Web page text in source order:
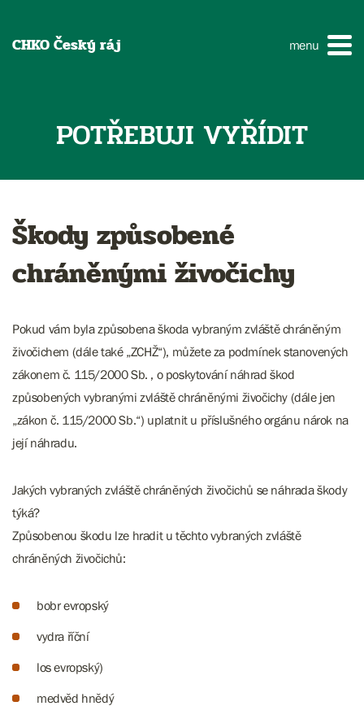
CHKO Český ráj menu
POTŘEBUJI VYŘÍDIT
Škody způsobené
chráněnými živočichy
Pokud vám byla způsobena škoda vybraným zvláště chráněným
živočichem (dále také „ZCHŽ“), můžete za podmínek stanovených
zákonem č. 115/2000 Sb. , o poskytování náhrad škod
způsobených vybranými zvláště chráněnými živočichy (dále jen
„zákon č. 115/2000 Sb.“) uplatnit u příslušného orgánu nárok na
její náhradu.
Jakých vybraných zvláště chráněných živočichů se náhrada škody
týká?
Způsobenou škodu lze hradit u těchto vybraných zvláště
chráněných živočichů:
bobr evropský
vydra říční
los evropský)
medvěd hnědý